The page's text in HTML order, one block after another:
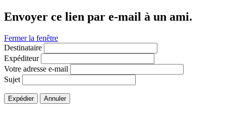
Envoyer ce lien par e-mail à un ami.
Fermer la fenêtre
Destinataire
Expéditeur
Votre adresse e-mail
Sujet
Expédier Annuler